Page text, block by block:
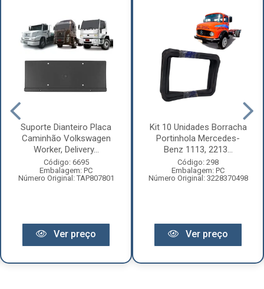
Suporte Dianteiro Placa
Caminhão Volkswagen
Worker, Delivery...
Código: 6695
Embalagem: PC
Número Original: TAP807801
Ver preço
Kit 10 Unidades Borracha
Portinhola Mercedes-
Benz 1113, 2213...
Código: 298
Embalagem: PC
Número Original: 3228370498
Ver preço